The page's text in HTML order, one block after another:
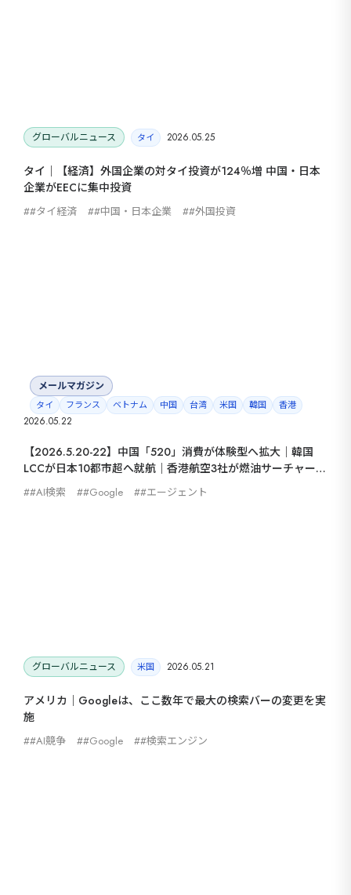
グローバルニュース タイ 2026.05.25
タイ｜【経済】外国企業の対タイ投資が124％増 中国・日本
企業がEECに集中投資
#タイ経済 #中国・日本企業 #外国投資
メールマガジン
タイ フランス ベトナム 中国 台湾 米国 韓国 香港
2026.05.22
【2026.5.20-22】中国「520」消費が体験型へ拡大｜韓国
LCCが日本10都市超へ就航｜香港航空3社が燃油サーチャージ
引き下げ｜GoogleがAI検索を本格転換
#AI検索 #Google #エージェント
グローバルニュース 米国 2026.05.21
アメリカ｜Googleは、ここ数年で最大の検索バーの変更を実
施
#AI競争 #Google #検索エンジン